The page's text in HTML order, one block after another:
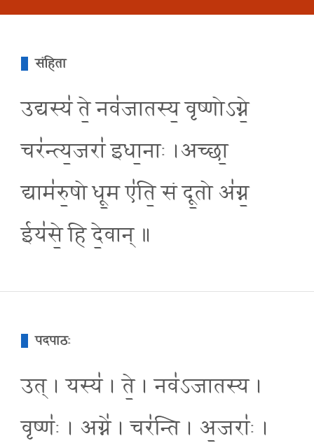
संहिता
उद्यस्य॑ ते॒ नव॑जातस्य॒ वृष्णोऽग्ने॒
चर॑न्त्य॒जरा॑ इधा॒नाः ।अच्छा॒
द्याम॑रु॒षो धू॒म ए॑ति॒ सं दू॒तो अ॑ग्न॒
ईय॑से॒ हि दे॒वान् ॥
पदपाठः
उत् । यस्य॑ । ते॒ । नव॑ऽजातस्य ।
वृष्णः॑ । अग्ने॑ । चर॑न्ति । अ॒जराः॑ ।